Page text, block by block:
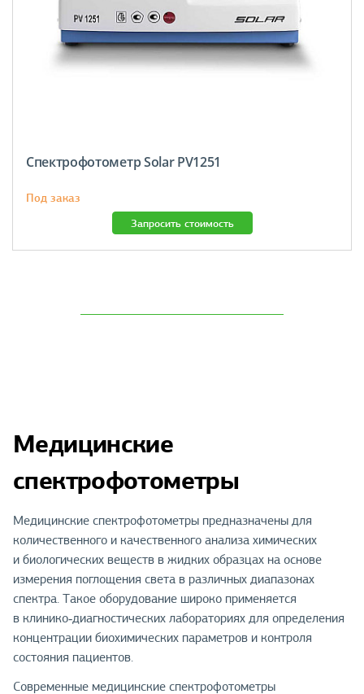
Спектрофотометр Solar PV1251
Под заказ
Запросить стоимость
Медицинские
спектрофотометры
Медицинские спектрофотометры предназначены для
количественного и качественного анализа химических
и биологических веществ в жидких образцах на основе
измерения поглощения света в различных диапазонах
спектра. Такое оборудование широко применяется
в клинико‑диагностических лабораториях для определения
концентрации биохимических параметров и контроля
состояния пациентов.
Современные медицинские спектрофотометры